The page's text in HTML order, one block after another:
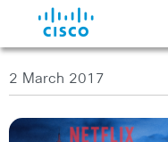
2 March 2017